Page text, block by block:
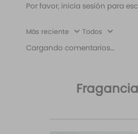
Por favor, inicia sesión para
Más reciente Todos
Cargando comentarios…